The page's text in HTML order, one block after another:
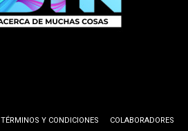
TÉRMINOS Y CONDICIONES
COLABORADORES